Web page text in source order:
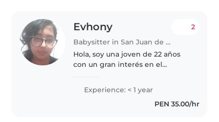
Evhony
Babysitter in San Juan de Lurigancho
2
Hola, soy una joven de 22 años
con un gran interés en el
cuento con experiencia previa,
tengo habilidades muy valiosas
para entretener y cuidar a los..
Experience: < 1 year
PEN 35.00/hr